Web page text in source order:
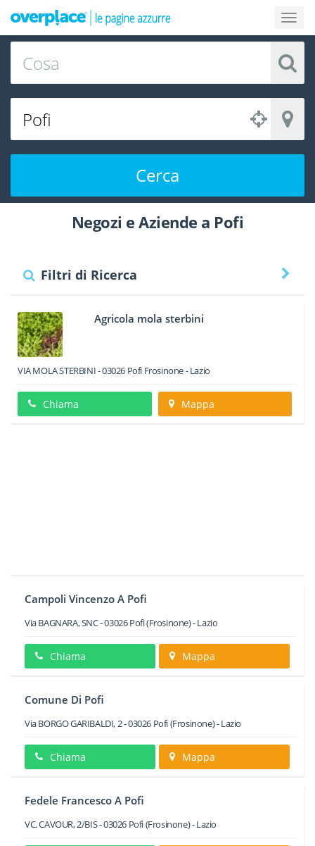
Cerca
Negozi e Aziende a Pofi
Filtri di Ricerca
Agricola mola sterbini
VIA MOLA STERBINI-03026 Pofi Frosinone -Lazio
Chiama Mappa
Campoli Vincenzo A Pofi
Via BAGNARA, SNC-03026Pofi(Frosinone) -Lazio
Chiama Mappa
Comune Di Pofi
Via BORGO GARIBALDI, 2-03026 Pofi(Frosinone) -Lazio
Chiama Mappa
Fedele Francesco A Pofi
VC. CAVOUR, 2/BIS-03026 Pofi(Frosinone) -Lazio